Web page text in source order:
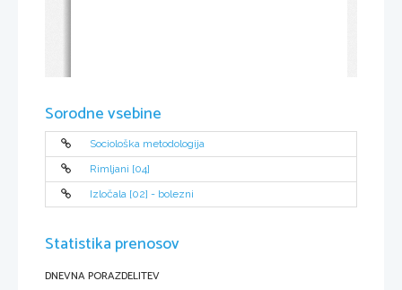
Sorodne vsebine
Sociološka metodologija
Rimljani [04]
Izločala [02] - bolezni
Statistika prenosov
DNEVNA PORAZDELITEV